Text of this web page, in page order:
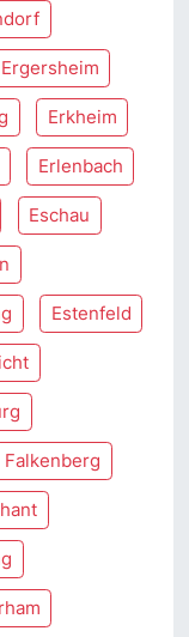
Ergersheim
Erkheim
Erlenbach
Eschau
Estenfeld
Falkenberg